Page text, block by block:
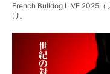
French Bulldog LIVE 2025（
け。